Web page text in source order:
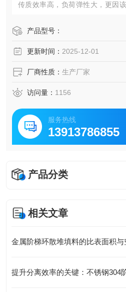
传质效率高，负荷弹性大，更因
产品型号：
更新时间： 2025-12-01
厂商性质： 生产厂家
访问量： 1156
服务热线
13913786855
产品分类
相关文章
金属阶梯环散堆填料的比表面积